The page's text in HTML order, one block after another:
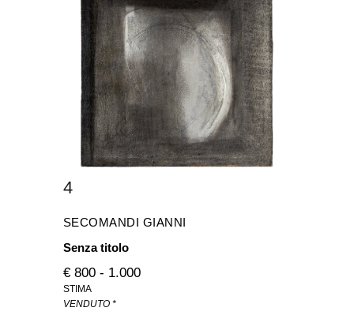
4
SECOMANDI GIANNI
Senza titolo
€ 800 - 1.000
STIMA
VENDUTO *